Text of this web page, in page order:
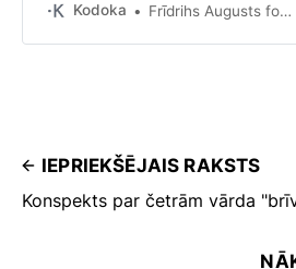
Ceļš uz kalpību jau gandrīz
Kodoka Frīdrihs Augusts fon Hajeks
IEPRIEKŠĒJAIS RAKSTS
Konspekts par četrām vārda